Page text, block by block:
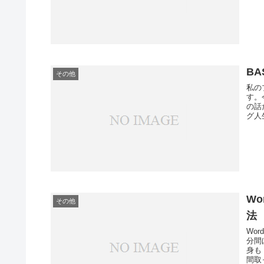
その他
私の
す。
の話
グ人
その他
法
分間
身も
間取